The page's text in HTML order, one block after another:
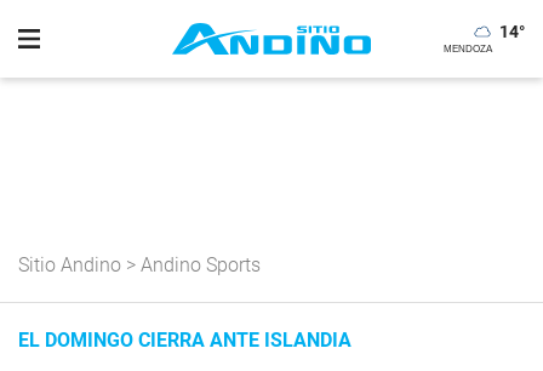
14°
Sitio Andino > Andino Sports
EL DOMINGO CIERRA ANTE ISLANDIA